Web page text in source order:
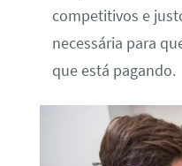
competitivos e
necessária para
que está pagando.